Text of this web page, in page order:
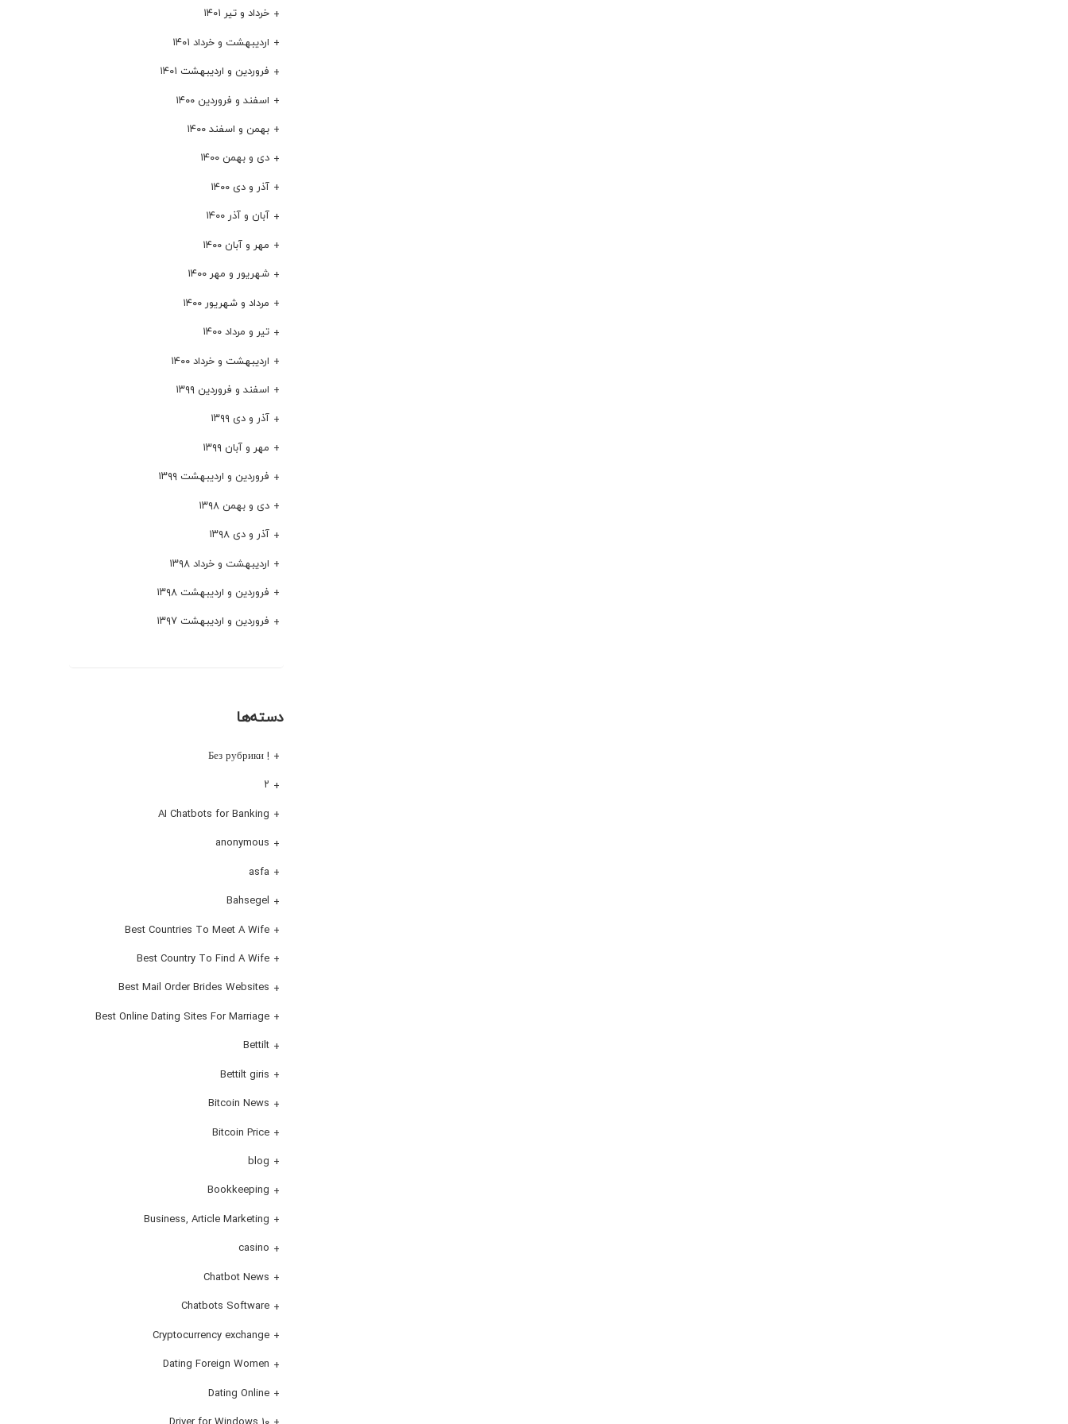
خرداد و تیر ۱۴۰۱
اردیبهشت و خرداد ۱۴۰۱
فروردین و اردیبهشت ۱۴۰۱
اسفند و فروردین ۱۴۰۰
بهمن و اسفند ۱۴۰۰
دی و بهمن ۱۴۰۰
آذر و دی ۱۴۰۰
آبان و آذر ۱۴۰۰
مهر و آبان ۱۴۰۰
شهریور و مهر ۱۴۰۰
مرداد و شهریور ۱۴۰۰
تیر و مرداد ۱۴۰۰
اردیبهشت و خرداد ۱۴۰۰
اسفند و فروردین ۱۳۹۹
آذر و دی ۱۳۹۹
مهر و آبان ۱۳۹۹
فروردین و اردیبهشت ۱۳۹۹
دی و بهمن ۱۳۹۸
آذر و دی ۱۳۹۸
اردیبهشت و خرداد ۱۳۹۸
فروردین و اردیبهشت ۱۳۹۸
فروردین و اردیبهشت ۱۳۹۷
دسته‌ها
! Без рубрики
۲
AI Chatbots for Banking
anonymous
asfa
Bahsegel
Best Countries To Meet A Wife
Best Country To Find A Wife
Best Mail Order Brides Websites
Best Online Dating Sites For Marriage
Bettilt
Bettilt giris
Bitcoin News
Bitcoin Price
blog
Bookkeeping
Business, Article Marketing
casino
Chatbot News
Chatbots Software
Cryptocurrency exchange
Dating Foreign Women
Dating Online